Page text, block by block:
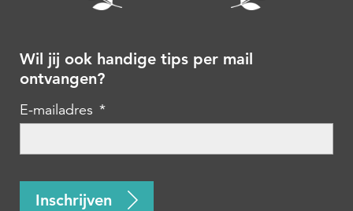
Wil jij ook handige tips per mail
ontvangen?
E-mailadres *
Inschrijven